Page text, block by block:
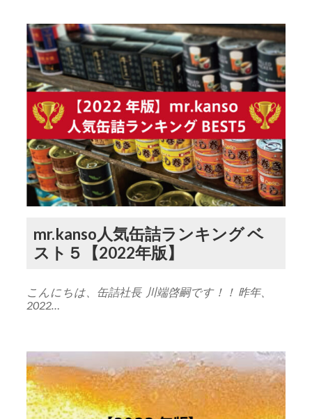
mr.kanso人気缶詰ランキング ベ
スト５【2022年版】
こんにちは、缶詰社長 川端啓嗣です！！ 昨年、
2022…